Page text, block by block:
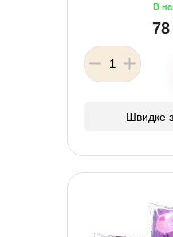
78
Швидке